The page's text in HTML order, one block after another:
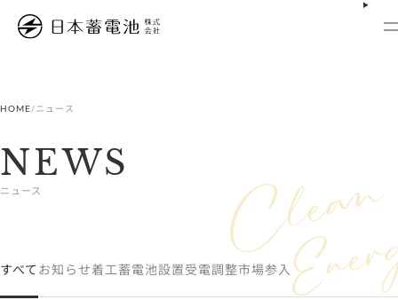
HOME/ニュース
NEWS
ニュース
すべてお知らせ着工蓄電池設置受電調整市場参入